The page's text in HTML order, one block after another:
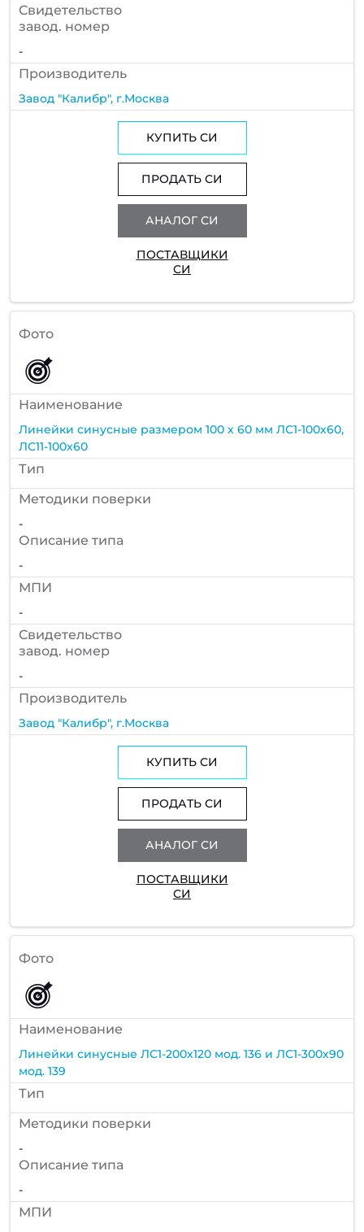
Cвидетельство
завод. номер
-
Производитель
Завод "Калибр", г.Москва
КУПИТЬ СИ
ПРОДАТЬ СИ
АНАЛОГ СИ
ПОСТАВЩИКИ
СИ
Фото
Наименование
Линейки синусные размером 100 х 60 мм ЛС1-100х60,
ЛС11-100х60
Тип
Методики поверки
-
Описание типа
-
МПИ
-
Cвидетельство
завод. номер
-
Производитель
Завод "Калибр", г.Москва
КУПИТЬ СИ
ПРОДАТЬ СИ
АНАЛОГ СИ
ПОСТАВЩИКИ
СИ
Фото
Наименование
Линейки синусные ЛС1-200х120 мод. 136 и ЛС1-300х90
мод. 139
Тип
Методики поверки
-
Описание типа
-
МПИ